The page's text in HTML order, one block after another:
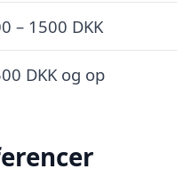
– 1500 DKK
DKK og op